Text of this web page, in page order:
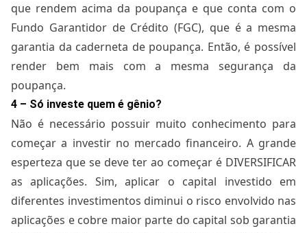
que rendem acima da poupança e que conta com o
Fundo Garantidor de Crédito (FGC), que é a mesma
garantia da caderneta de poupança. Então, é possível
render bem mais com a mesma segurança da
poupança.
4 – Só investe quem é gênio?
Não é necessário possuir muito conhecimento para
começar a investir no mercado financeiro. A grande
esperteza que se deve ter ao começar é DIVERSIFICAR
as aplicações. Sim, aplicar o capital investido em
diferentes investimentos diminui o risco envolvido nas
aplicações e cobre maior parte do capital sob garantia